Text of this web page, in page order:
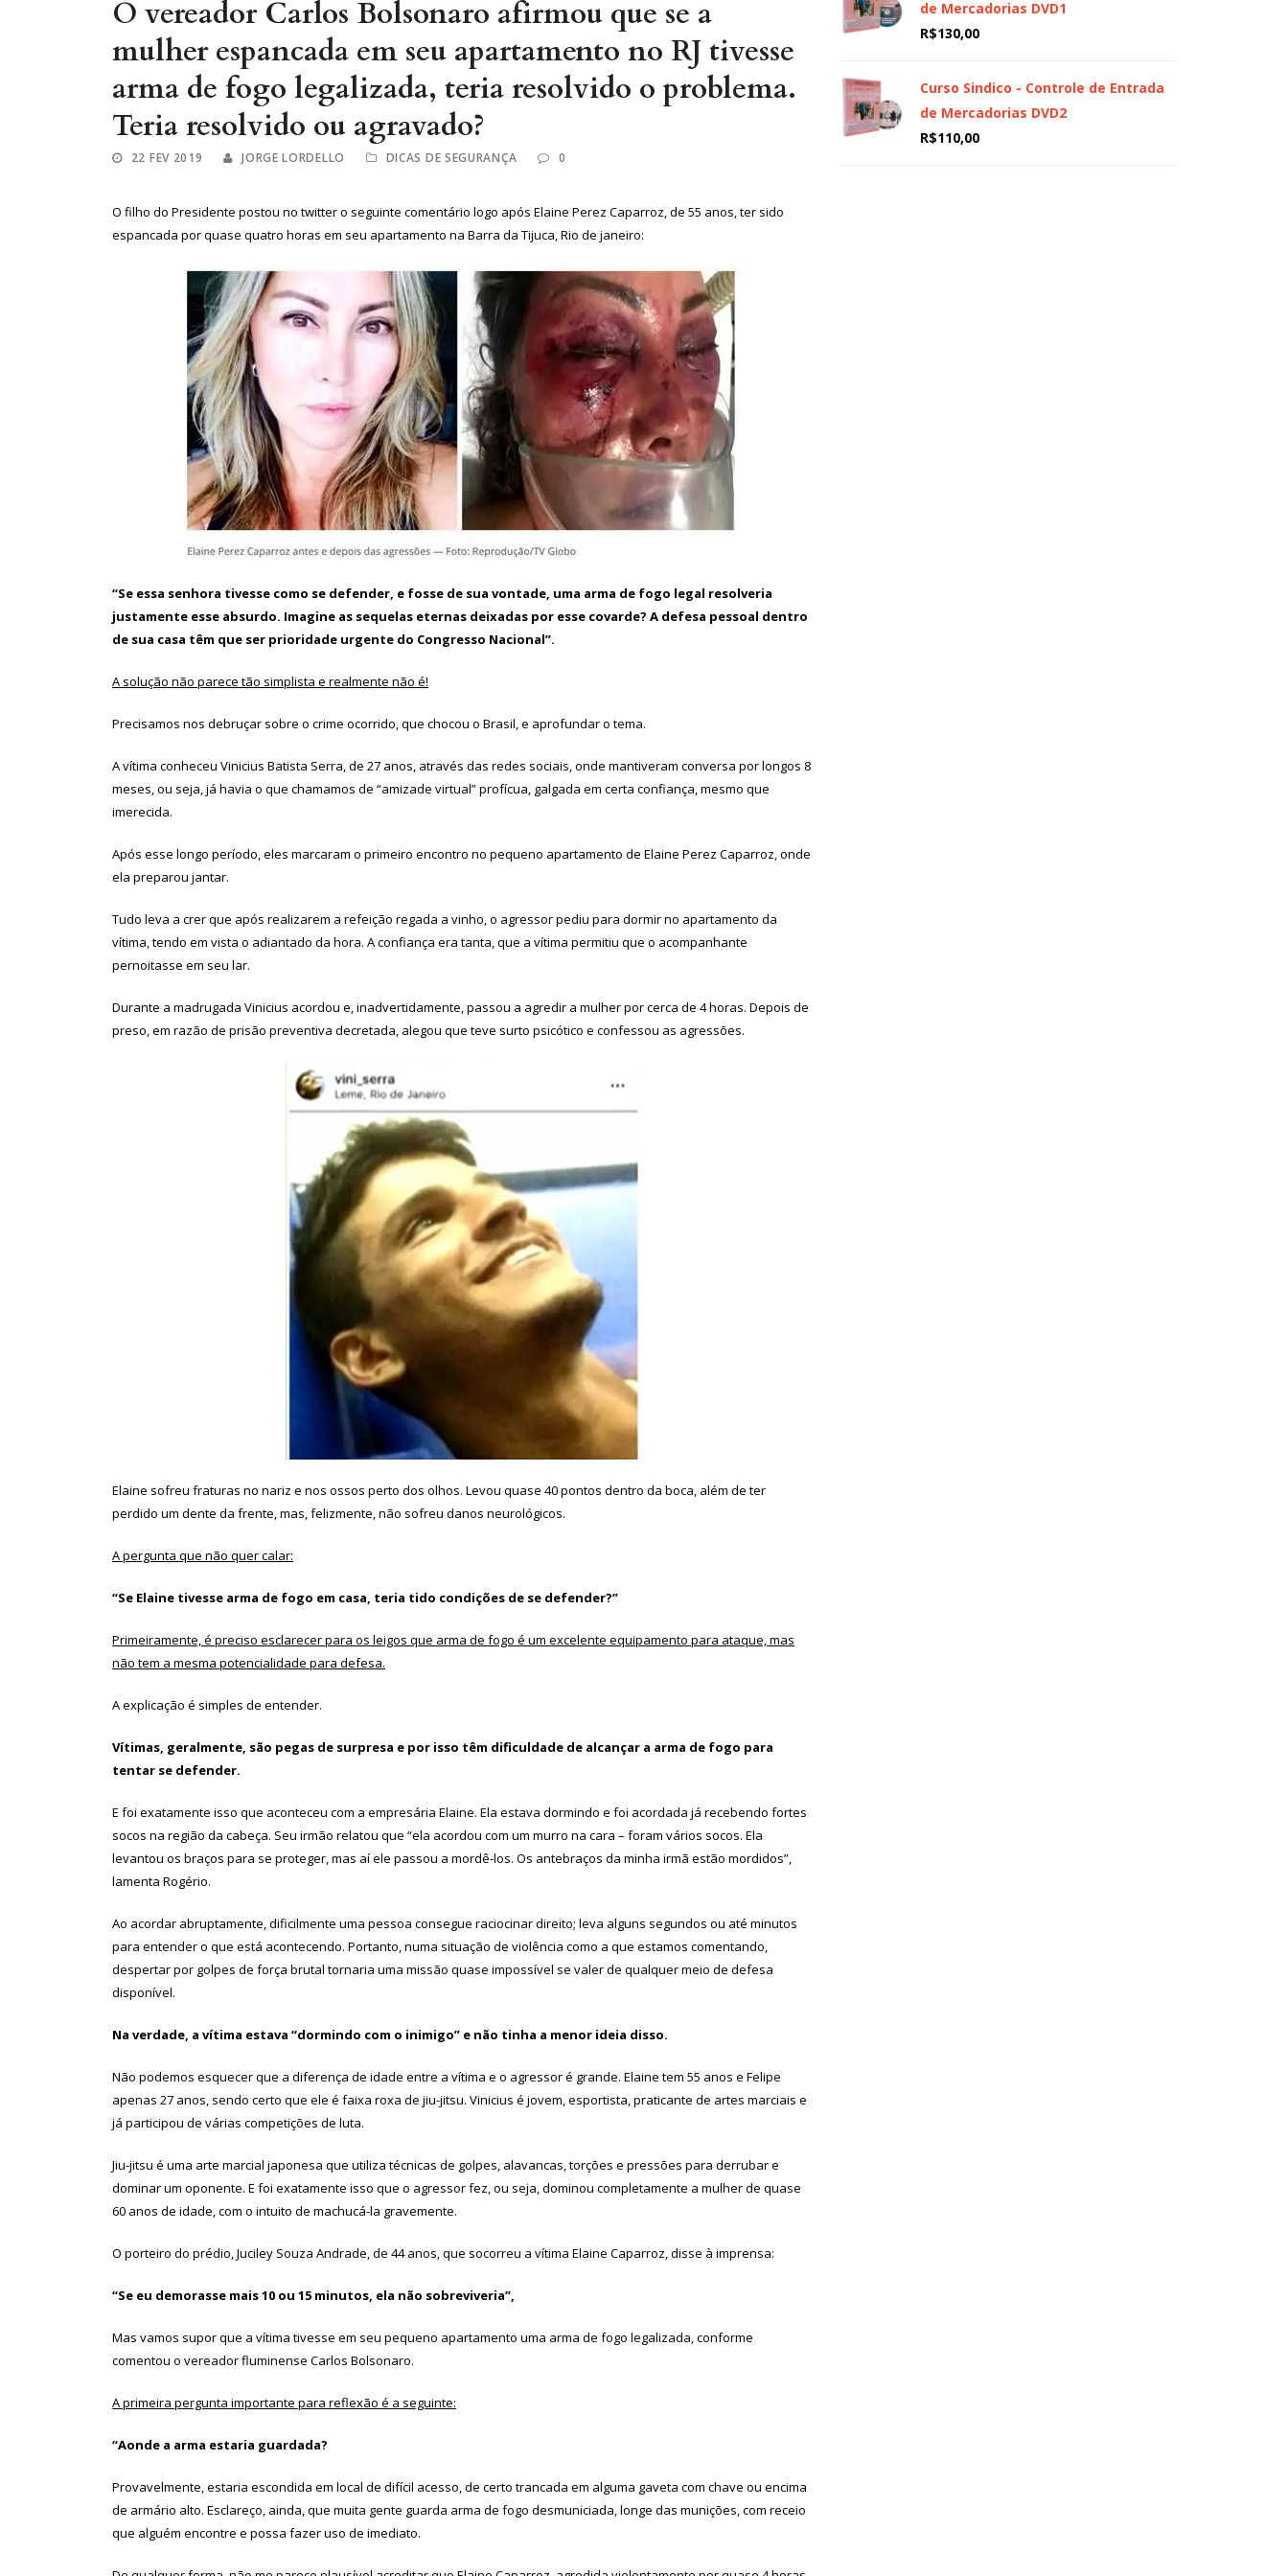
O vereador Carlos Bolsonaro afirmou que se a
mulher espancada em seu apartamento no RJ tivesse
arma de fogo legalizada, teria resolvido o problema.
Teria resolvido ou agravado?
22 FEV 2019 JORGE LORDELLO DICAS DE SEGURANÇA 0
O filho do Presidente postou no twitter o seguinte comentário logo após Elaine Perez Caparroz, de 55 anos, ter sido
espancada por quase quatro horas em seu apartamento na Barra da Tijuca, Rio de janeiro:
“Se essa senhora tivesse como se defender, e fosse de sua vontade, uma arma de fogo legal resolveria
justamente esse absurdo. Imagine as sequelas eternas deixadas por esse covarde? A defesa pessoal dentro
de sua casa têm que ser prioridade urgente do Congresso Nacional”.
A solução não parece tão simplista e realmente não é!
Precisamos nos debruçar sobre o crime ocorrido, que chocou o Brasil, e aprofundar o tema.
A vítima conheceu Vinicius Batista Serra, de 27 anos, através das redes sociais, onde mantiveram conversa por longos 8
meses, ou seja, já havia o que chamamos de “amizade virtual” profícua, galgada em certa confiança, mesmo que
imerecida.
Após esse longo período, eles marcaram o primeiro encontro no pequeno apartamento de Elaine Perez Caparroz, onde
ela preparou jantar.
Tudo leva a crer que após realizarem a refeição regada a vinho, o agressor pediu para dormir no apartamento da
vítima, tendo em vista o adiantado da hora. A confiança era tanta, que a vítima permitiu que o acompanhante
pernoitasse em seu lar.
Durante a madrugada Vinicius acordou e, inadvertidamente, passou a agredir a mulher por cerca de 4 horas. Depois de
preso, em razão de prisão preventiva decretada, alegou que teve surto psicótico e confessou as agressões.
Elaine sofreu fraturas no nariz e nos ossos perto dos olhos. Levou quase 40 pontos dentro da boca, além de ter
perdido um dente da frente, mas, felizmente, não sofreu danos neurológicos.
A pergunta que não quer calar:
“Se Elaine tivesse arma de fogo em casa, teria tido condições de se defender?”
Primeiramente, é preciso esclarecer para os leigos que arma de fogo é um excelente equipamento para ataque, mas
não tem a mesma potencialidade para defesa.
A explicação é simples de entender.
Vítimas, geralmente, são pegas de surpresa e por isso têm dificuldade de alcançar a arma de fogo para
tentar se defender.
E foi exatamente isso que aconteceu com a empresária Elaine. Ela estava dormindo e foi acordada já recebendo fortes
socos na região da cabeça. Seu irmão relatou que “ela acordou com um murro na cara – foram vários socos. Ela
levantou os braços para se proteger, mas aí ele passou a mordê-los. Os antebraços da minha irmã estão mordidos”,
lamenta Rogério.
Ao acordar abruptamente, dificilmente uma pessoa consegue raciocinar direito; leva alguns segundos ou até minutos
para entender o que está acontecendo. Portanto, numa situação de violência como a que estamos comentando,
despertar por golpes de força brutal tornaria uma missão quase impossível se valer de qualquer meio de defesa
disponível.
Na verdade, a vítima estava “dormindo com o inimigo” e não tinha a menor ideia disso.
Não podemos esquecer que a diferença de idade entre a vítima e o agressor é grande. Elaine tem 55 anos e Felipe
apenas 27 anos, sendo certo que ele é faixa roxa de jiu-jitsu. Vinicius é jovem, esportista, praticante de artes marciais e
já participou de várias competições de luta.
Jiu-jitsu é uma arte marcial japonesa que utiliza técnicas de golpes, alavancas, torções e pressões para derrubar e
dominar um oponente. E foi exatamente isso que o agressor fez, ou seja, dominou completamente a mulher de quase
60 anos de idade, com o intuito de machucá-la gravemente.
O porteiro do prédio, Juciley Souza Andrade, de 44 anos, que socorreu a vítima Elaine Caparroz, disse à imprensa:
“Se eu demorasse mais 10 ou 15 minutos, ela não sobreviveria”,
Mas vamos supor que a vítima tivesse em seu pequeno apartamento uma arma de fogo legalizada, conforme
comentou o vereador fluminense Carlos Bolsonaro.
A primeira pergunta importante para reflexão é a seguinte:
“Aonde a arma estaria guardada?
Provavelmente, estaria escondida em local de difícil acesso, de certo trancada em alguma gaveta com chave ou encima
de armário alto. Esclareço, ainda, que muita gente guarda arma de fogo desmuniciada, longe das munições, com receio
que alguém encontre e possa fazer uso de imediato.
de Mercadorias DVD1
R$130,00
Curso Sindico - Controle de Entrada
de Mercadorias DVD2
R$110,00